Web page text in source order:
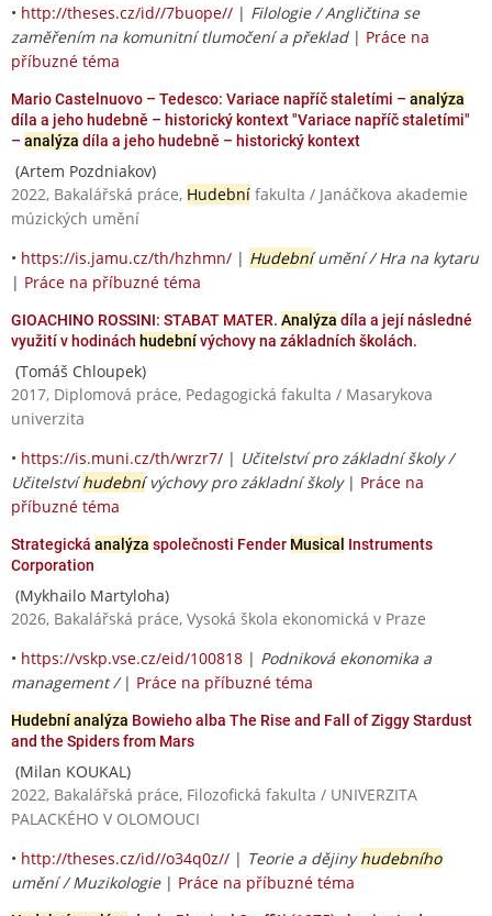
• http://theses.cz/id//7buope// | Filologie / Angličtina se
zaměřením na komunitní tlumočení a překlad| Práce na
příbuzné téma
Mario Castelnuovo – Tedesco: Variace napříč staletími – analýza
díla a jeho hudebně – historický kontext "Variace napříč staletími"
– analýza díla a jeho hudebně – historický kontext
(Artem Pozdniakov)
2022, Bakalářská práce, Hudební fakulta / Janáčkova akademie
múzických umění
• https://is.jamu.cz/th/hzhmn/ | Hudebníumění / Hra na kytaru
| Práce na příbuzné téma
GIOACHINO ROSSINI: STABAT MATER. Analýza díla a její následné
využití v hodinách hudebnívýchovy na základních školách.
(Tomáš Chloupek)
2017, Diplomová práce, Pedagogická fakulta / Masarykova
univerzita
• https://is.muni.cz/th/wrzr7/ | Učitelství pro základní školy /
Učitelstvíhudebnívýchovy pro základní školy| Práce na
příbuzné téma
Strategická analýza společnosti Fender Musical Instruments
Corporation
(Mykhailo Martyloha)
2026, Bakalářská práce, Vysoká škola ekonomická v Praze
• https://vskp.vse.cz/eid/100818 | Podniková ekonomika a
management / | Práce na příbuzné téma
Hudební analýza Bowieho alba The Rise and Fall of Ziggy Stardust
and the Spiders from Mars
(Milan KOUKAL)
2022, Bakalářská práce, Filozofická fakulta / UNIVERZITA
PALACKÉHO V OLOMOUCI
• http://theses.cz/id//o34q0z// | Teorie a dějinyhudebního
umění / Muzikologie| Práce na příbuzné téma